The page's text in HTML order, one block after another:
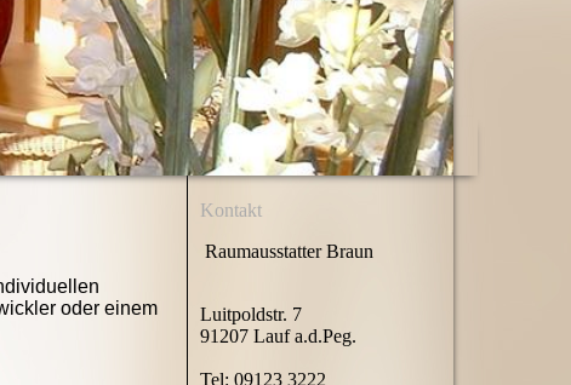
oder einem
Kontakt
Raumausstatter Braun
Luitpoldstr. 7
91207 Lauf a.d.Peg.
Tel: 09123 3222